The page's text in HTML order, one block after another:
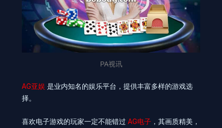
PA视讯
AG亚娱 是业内知名的娱乐平台，提供丰富多样的游戏选
择。
喜欢电子游戏的玩家一定不能错过 AG电子 ，其画质精美，